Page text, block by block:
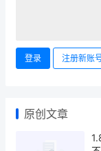
登录 注册新账
原创文章